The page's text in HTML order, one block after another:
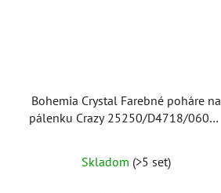
Bohemia Crystal Farebné poháre na
pálenku Crazy 25250/D4718/060ml
Skladom (>5 set)